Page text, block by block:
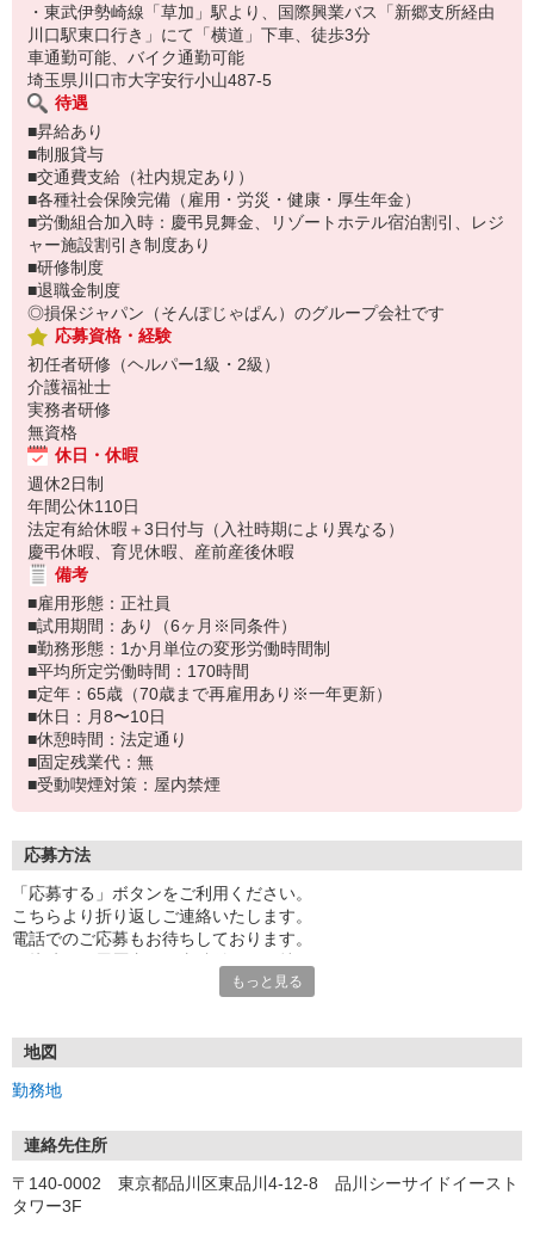
・東武伊勢崎線「草加」駅より、国際興業バス「新郷支所経由
川口駅東口行き」にて「横道」下車、徒歩3分
車通勤可能、バイク通勤可能
埼玉県川口市大字安行小山487-5
待遇
■昇給あり
■制服貸与
■交通費支給（社内規定あり）
■各種社会保険完備（雇用・労災・健康・厚生年金）
■労働組合加入時：慶弔見舞金、リゾートホテル宿泊割引、レジ
ャー施設割引き制度あり
■研修制度
■退職金制度
◎損保ジャパン（そんぽじゃぱん）のグループ会社です
応募資格・経験
初任者研修（ヘルパー1級・2級）
介護福祉士
実務者研修
無資格
休日・休暇
週休2日制
年間公休110日
法定有給休暇＋3日付与（入社時期により異なる）
慶弔休暇、育児休暇、産前産後休暇
備考
■雇用形態：正社員
■試用期間：あり（6ヶ月※同条件）
■勤務形態：1か月単位の変形労働時間制
■平均所定労働時間：170時間
■定年：65歳（70歳まで再雇用あり※一年更新）
■休日：月8〜10日
■休憩時間：法定通り
■固定残業代：無
■受動喫煙対策：屋内禁煙
応募方法
「応募する」ボタンをご利用ください。
こちらより折り返しご連絡いたします。
電話でのご応募もお待ちしております。
※採用コールセンターからご連絡させていただきます。
※検査はパソコンを使用した簡単な性格診断です
［3］選考結果通知
※最短翌日〜1週間程度で通知いたします。
もっと見る
地図
勤務地
連絡先住所
〒140-0002 東京都品川区東品川4-12-8 品川シーサイドイースト
タワー3F